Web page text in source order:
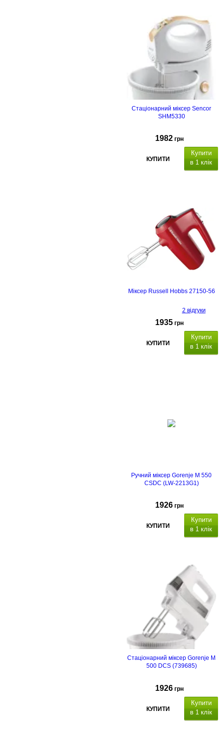
Стаціонарний міксер Sencor
SHM5330
1982 грн
КУПИТИ
Купити
в 1 клік
Міксер Russell Hobbs 27150-56
2 відгуки
1935 грн
КУПИТИ
Купити
в 1 клік
Ручний міксер Gorenje M 550
CSDC (LW-2213G1)
1926 грн
КУПИТИ
Купити
в 1 клік
Стаціонарний міксер Gorenje M
500 DCS (739685)
1926 грн
КУПИТИ
Купити
в 1 клік